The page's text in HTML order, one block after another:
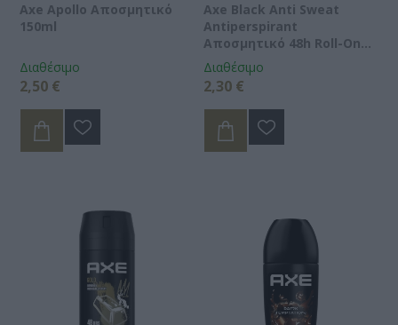
Axe Apollo Αποσμητικό
150ml
Διαθέσιμο
2,50 €
Axe Black Anti Sweat
Antiperspirant
Αποσμητικό 48h Roll-On
50ml
Διαθέσιμο
2,30 €